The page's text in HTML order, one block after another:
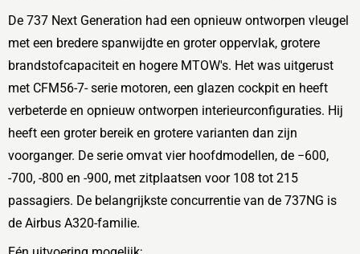
De 737 Next Generation had een opnieuw ontworpen vleugel
met een bredere spanwijdte en groter oppervlak, grotere
brandstofcapaciteit en hogere MTOW's. Het was uitgerust
met CFM56-7-serie motoren, een glazen cockpit en heeft
verbeterde en opnieuw ontworpen interieurconfiguraties. Hij
heeft een groter bereik en grotere varianten dan zijn
voorganger. De serie omvat vier hoofdmodellen, de −600,
-700, -800 en -900, met zitplaatsen voor 108 tot 215
passagiers. De belangrijkste concurrentie van de 737NG is
de Airbus A320-familie.